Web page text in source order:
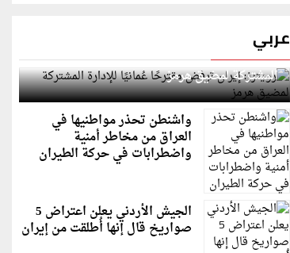
عربي
رويترز: إيران ترفض مقترحًا عُمانيًا للإدارة
المشتركة لمضيق هرمز
واشنطن تحذر مواطنيها في
العراق من مخاطر أمنية
واضطرابات في حركة الطيران
الجيش الأردني يعلن اعتراض 5
صواريخ قال إنها أُطلقت من إيران